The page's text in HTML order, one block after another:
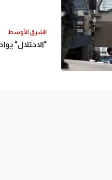
الشرق الأوسط
"الاحتلال"